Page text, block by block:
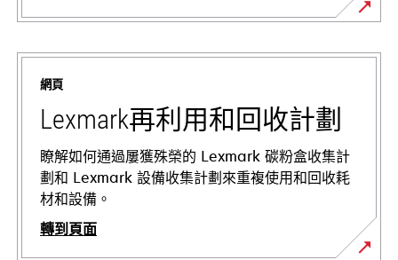
在
新
網頁
Lexmark再利用和回收計劃
瞭解如何通過屢獲殊榮的 Lexmark 碳粉盒收集計
劃和 Lexmark 設備收集計劃來重複使用和回收耗
材和設備。
轉到頁面